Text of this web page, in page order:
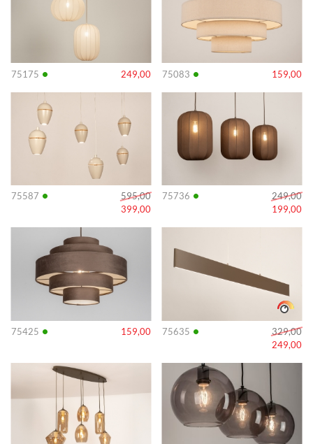
75175 • 249,00 75083 • 159,00
75587 •
595,00
399,00
Info
75736 •
249,00
199,00
Info
75425 • 159,00
Info
75635 •
329,00
249,00
Info
Info Info